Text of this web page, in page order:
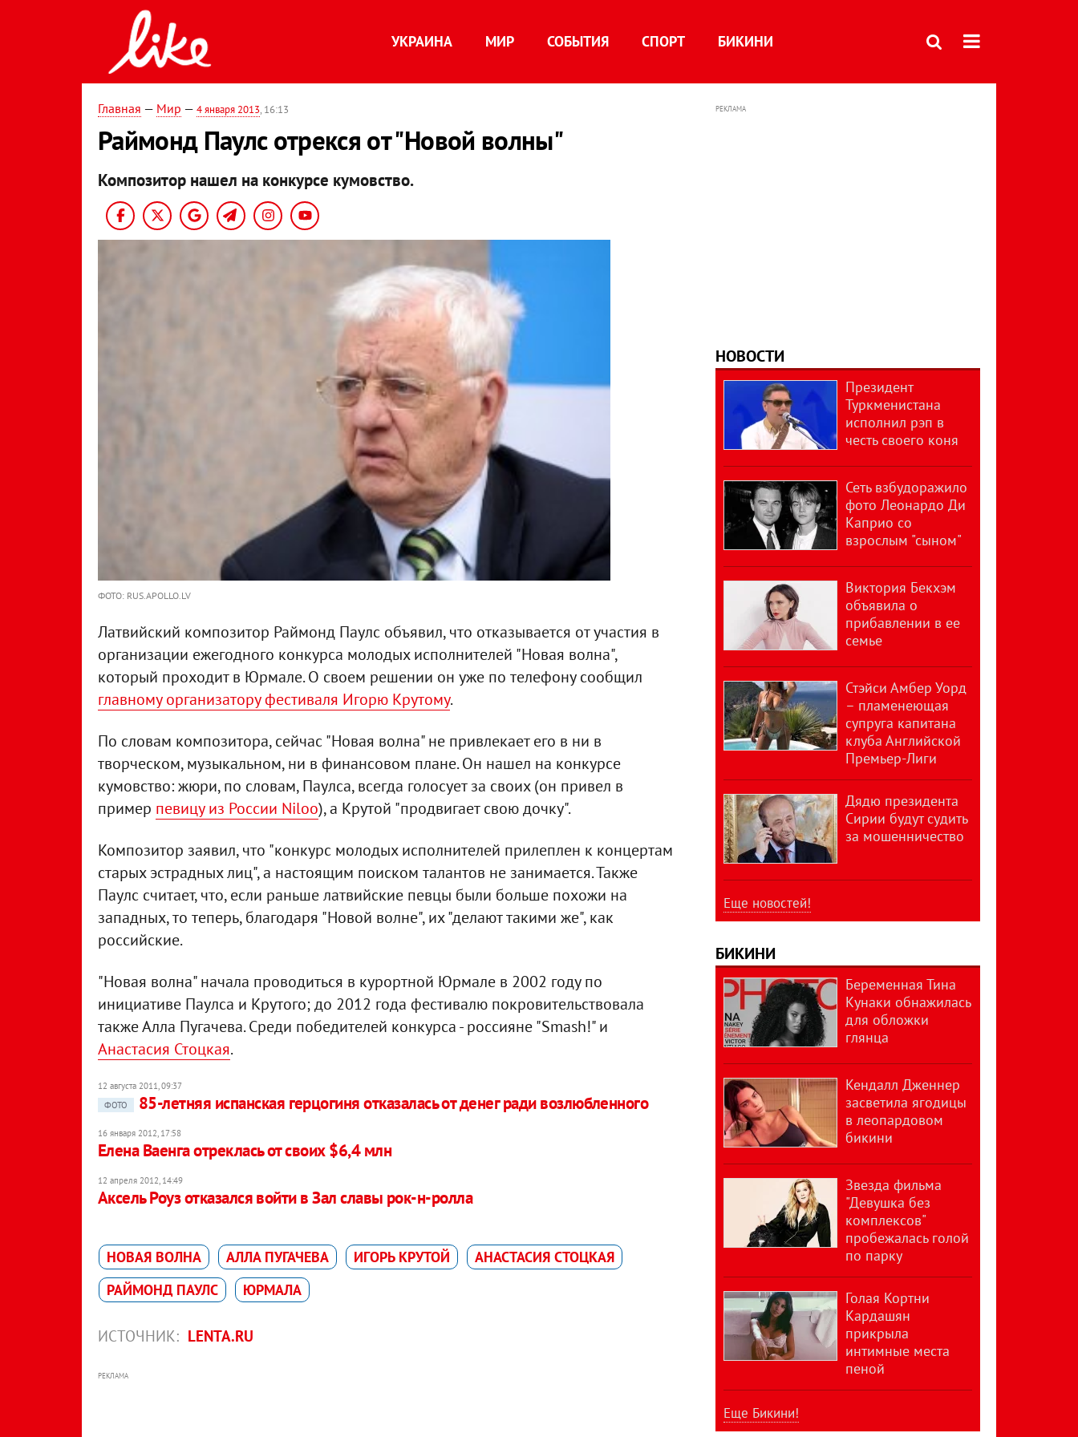
УКРАИНА МИР СОБЫТИЯ СПОРТ БИКИНИ
Главная — Мир — 4 января 2013, 16:13
Раймонд Паулс отрекся от "Новой волны"
Композитор нашел на конкурсе кумовство.
ФОТО: RUS.APOLLO.LV
Латвийский композитор Раймонд Паулс объявил, что отказывается от участия в
организации ежегодного конкурса молодых исполнителей "Новая волна",
который проходит в Юрмале. О своем решении он уже по телефону сообщил
главному организатору фестиваля Игорю Крутому.
По словам композитора, сейчас "Новая волна" не привлекает его в ни в
творческом, музыкальном, ни в финансовом плане. Он нашел на конкурсе
кумовство: жюри, по словам, Паулса, всегда голосует за своих (он привел в
пример певицу из России Niloo), а Крутой "продвигает свою дочку".
Композитор заявил, что "конкурс молодых исполнителей прилеплен к концертам
старых эстрадных лиц", а настоящим поиском талантов не занимается. Также
Паулс считает, что, если раньше латвийские певцы были больше похожи на
западных, то теперь, благодаря "Новой волне", их "делают такими же", как
российские.
"Новая волна" начала проводиться в курортной Юрмале в 2002 году по
инициативе Паулса и Крутого; до 2012 года фестивалю покровительствовала
также Алла Пугачева. Среди победителей конкурса - россияне "Smash!" и
Анастасия Стоцкая.
12 августа 2011, 09:37
ФОТО
85-летняя испанская герцогиня отказалась от денег ради возлюбленного
16 января 2012, 17:58
Елена Ваенга отреклась от своих $6,4 млн
12 апреля 2012, 14:49
Аксель Роуз отказался войти в Зал славы рок-н-ролла
НОВАЯ ВОЛНА АЛЛА ПУГАЧЕВА ИГОРЬ КРУТОЙ
АНАСТАСИЯ СТОЦКАЯ
РАЙМОНД ПАУЛС
ЮРМАЛА
ИСТОЧНИК: LENTA.RU
РЕКЛАМА
РЕКЛАМА
НОВОСТИ
Президент
Туркменистана
исполнил рэп в
честь своего коня
Сеть взбудоражило
фото Леонардо Ди
Каприо со
взрослым "сыном"
Виктория Бекхэм
объявила о
прибавлении в ее
семье
Стэйси Амбер Уорд
– пламенеющая
супруга капитана
клуба Английской
Премьер-Лиги
Дядю президента
Сирии будут судить
за мошенничество
Еще новостей!
БИКИНИ
Беременная Тина
Кунаки обнажилась
для обложки
глянца
Кендалл Дженнер
засветила ягодицы
в леопардовом
бикини
Звезда фильма
"Девушка без
комплексов"
пробежалась голой
по парку
Голая Кортни
Кардашян
прикрыла
интимные места
пеной
Еще Бикини!